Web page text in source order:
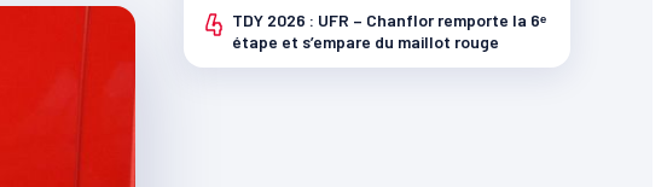
4 TDY 2026 : UFR – Chanflor remporte la 6ᵉ
étape et s’empare du maillot rouge